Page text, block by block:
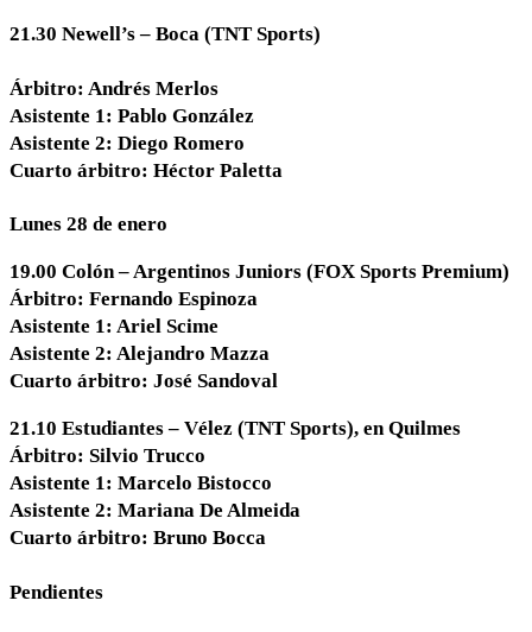
21.30 Newell’s – Boca (TNT Sports)
Árbitro: Andrés Merlos
Asistente 1: Pablo González
Asistente 2: Diego Romero
Cuarto árbitro: Héctor Paletta
Lunes 28 de enero
19.00 Colón – Argentinos Juniors (FOX Sports Premium)
Árbitro: Fernando Espinoza
Asistente 1: Ariel Scime
Asistente 2: Alejandro Mazza
Cuarto árbitro: José Sandoval
21.10 Estudiantes – Vélez (TNT Sports), en Quilmes
Árbitro: Silvio Trucco
Asistente 1: Marcelo Bistocco
Asistente 2: Mariana De Almeida
Cuarto árbitro: Bruno Bocca
Pendientes